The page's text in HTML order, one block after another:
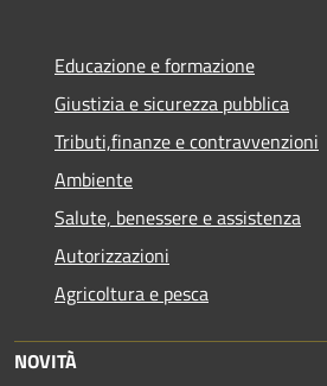
Educazione e formazione
Giustizia e sicurezza pubblica
Tributi,finanze e contravvenzioni
Ambiente
Salute, benessere e assistenza
Autorizzazioni
Agricoltura e pesca
NOVITÀ